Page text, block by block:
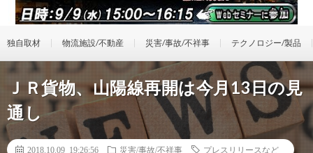
独自取材 物流施設/不動産 災害/事故/不祥事 テクノロジー/製品
ＪＲ貨物、山陽線再開は今月13日の見
通し
2018.10.09 19:26:56 災害/事故/不祥事 プレスリリースなど